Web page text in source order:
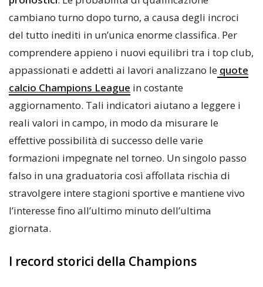
cambiano turno dopo turno, a causa degli incroci
del tutto inediti in un’unica enorme classifica. Per
comprendere appieno i nuovi equilibri tra i top club,
appassionati e addetti ai lavori analizzano le quote
calcio Champions League in costante
aggiornamento. Tali indicatori aiutano a leggere i
reali valori in campo, in modo da misurare le
effettive possibilità di successo delle varie
formazioni impegnate nel torneo. Un singolo passo
falso in una graduatoria così affollata rischia di
stravolgere intere stagioni sportive e mantiene vivo
l’interesse fino all’ultimo minuto dell’ultima
giornata.
I record storici della Champions